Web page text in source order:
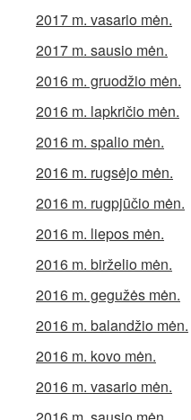
2017 m. vasario mėn.
2017 m. sausio mėn.
2016 m. gruodžio mėn.
2016 m. lapkričio mėn.
2016 m. spalio mėn.
2016 m. rugsėjo mėn.
2016 m. rugpjūčio mėn.
2016 m. liepos mėn.
2016 m. birželio mėn.
2016 m. gegužės mėn.
2016 m. balandžio mėn.
2016 m. kovo mėn.
2016 m. vasario mėn.